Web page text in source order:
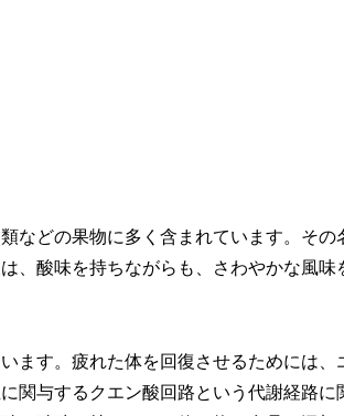
などの果物に多く含まれています。その
、酸味を持ちながらも、さわやかな風味
ます。疲れた体を回復させるためには、
関与するクエン酸回路という代謝経路に